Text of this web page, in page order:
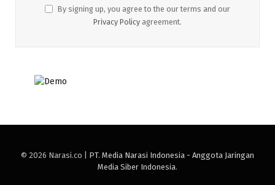
By signing up, you agree to the our terms and our
Privacy Policy agreement.
© 2026 Narasi.co | PT. Media Narasi Indonesia - Anggota Jaringan
Media Siber Indonesia.